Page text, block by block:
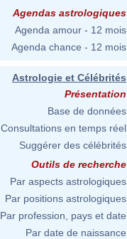
Agendas astrologiques
Agenda amour - 12 mois
Agenda chance - 12 mois
Astrologie et Célébrités
Présentation
Base de données
Consultations en temps réel
Suggérer des célébrités
Outils de recherche
Par aspects astrologiques
Par positions astrologiques
Par profession, pays et date
Par date de naissance